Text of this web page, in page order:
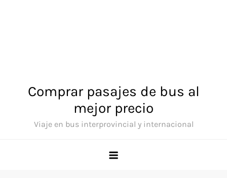
Comprar pasajes de bus al
mejor precio
Viaje en bus interprovincial y internacional